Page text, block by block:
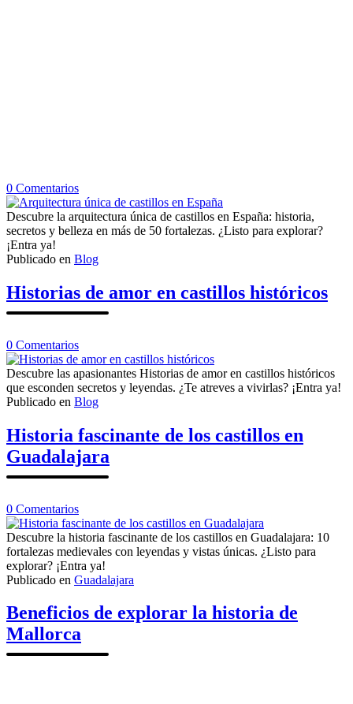
0 Comentariosen
Arquitectura
única
de
en
Descubre la arquitectura única de castillos en España: historia,
secretos y belleza en más de 50 fortalezas. ¿Listo para explorar?
¡Entra ya!
Publicado en Blog
Historias de amor en castillos históricos
0 Comentariosen
Historias
de
amor
en
históricos
Descubre las apasionantes Historias de amor en castillos históricos
que esconden secretos y leyendas. ¿Te atreves a vivirlas? ¡Entra ya!
Publicado en Blog
Historia fascinante de los castillos en
Guadalajara
0 Comentariosen
Historia
fascinante
de
los
castillos
Guadalajara
Descubre la historia fascinante de los castillos en Guadalajara: 10
fortalezas medievales con leyendas y vistas únicas. ¿Listo para
explorar? ¡Entra ya!
Publicado en Guadalajara
Beneficios de explorar la historia de
Mallorca